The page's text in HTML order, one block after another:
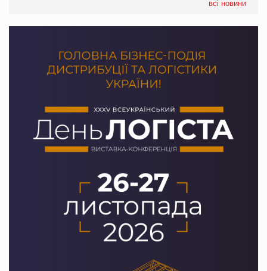
всі новини
Сергій Лісунов про заморожені хлібобулочні вироби на